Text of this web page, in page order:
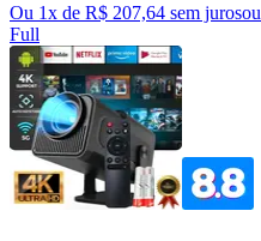
Ou 1x de R$ 207,64 sem jurosou
Full